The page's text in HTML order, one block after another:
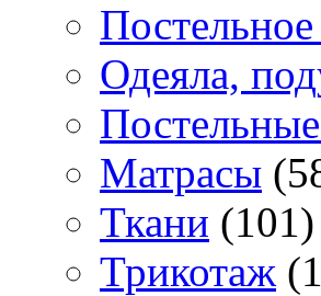
Постельное
Одеяла,
Матраcы
Ткани (101)
Трикотаж